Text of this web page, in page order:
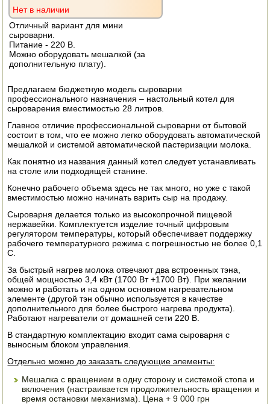
ДРОВОКОЛЫ
ГАЗОВЫЕ БАЛЛОНЫ
НАСТОЛЬНЫЕ ПЛИТЫ
ЭЛЕКТРО И БЕНЗО ИНСТРУМЕНТ
ОПРЫСКИВАТЕЛИ
ЭЛЕКТРО ШАШЛЫЧНИЦЫ
СОКОВЫЖИМАЛКИ
СУШИЛКИ ПРОДУКТОВ
СОКОВАРКИ
ТОВАРЫ ДЛЯ ЗИМЫ
ОБОРУДОВАНИЕ ДЛЯ ПЧЕЛОВОДСТВА
ДОИЛЬНЫЕ АППАРАТЫ
СРЕДСТВА ОТ ВРЕДИТЕЛЕЙ
ПОСУДА ДЛЯ КУХНИ
ДУШ ДЛЯ ДАЧИ И ДОМА
Нет в наличии
Отличный вариант для мини
сыроварни.
Питание - 220 В.
Можно оборудовать мешалкой (за
дополнительную плату).
Предлагаем бюджетную модель сыроварни
профессионального назначения – настольный котел для
сыроварения вместимостью 28 литров.
Главное отличие профессиональной сыроварни от бытовой
состоит в том, что ее можно легко оборудовать автоматической
мешалкой и системой автоматической пастеризации молока.
Как понятно из названия данный котел следует устанавливать
на столе или подходящей станине.
Конечно рабочего объема здесь не так много, но уже с такой
вместимостью можно начинать варить сыр на продажу.
Сыроварня делается только из высокопрочной пищевой
нержавейки. Комплектуется изделие точный цифровым
регулятором температуры, который обеспечивает поддержку
рабочего температурного режима с погрешностью не более 0,1
С.
За быстрый нагрев молока отвечают два встроенных тэна,
общей мощностью 3,4 кВт (1700 Вт +1700 Вт). При желании
можно и работать и на одном основном нагревательном
элементе (другой тэн обычно используется в качестве
дополнительного для более быстрого нагрева продукта).
Работают нагреватели от домашней сети 220 В.
В стандартную комплектацию входит сама сыроварня с
выносным блоком управления.
Отдельно можно до заказать следующие элементы:
Мешалка с вращением в одну сторону и системой стопа и
включения (настраивается продолжительность вращения и
время остановки механизма). Цена + 9 000 грн